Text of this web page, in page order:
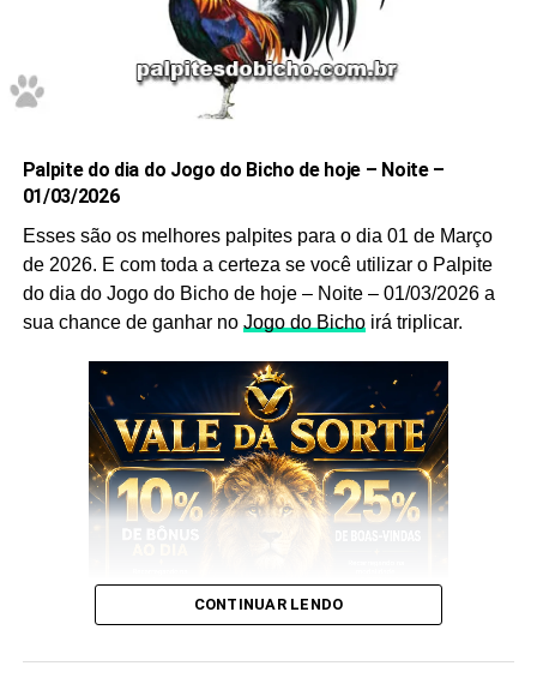
você faça o jogo perfeito, e aumente a sua probabilidade
jogo do bicho no dia 16 de Junho
Após anotar as nossas dicas e os nossos
, anote também as
ainda mais a sua chance de acertar o
bicho
Palpites do Jogo do Bicho Dia
16/06/2025 Noite
Sem mais delongas esses são os nossos Palpites
Palpite do dia do Jogo do Bicho de hoje – Noite –
01/03/2026
Esses são os melhores palpites para o dia 01 de Março
de 2026. E com toda a certeza se você utilizar o Palpite
do dia do Jogo do Bicho de hoje – Noite – 01/03/2026 a
sua chance de ganhar no Jogo do Bichoirá triplicar.
CONTINUAR LENDO